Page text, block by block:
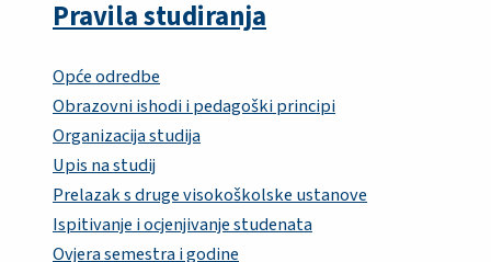
Pravila studiranja
Opće odredbe
Obrazovni ishodi i pedagoški principi
Organizacija studija
Upis na studij
Prelazak s druge visokoškolske ustanove
Ispitivanje i ocjenjivanje studenata
Ovjera semestra i godine